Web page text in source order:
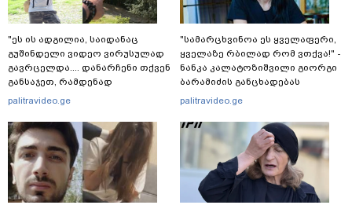
"ეს ის ადგილია, საიდანაც
გუშინდელი ვიდეო ვირუსულად
გავრცელდა.... დანარჩენი თქვენ
განსაჯეთ, რამდენად
შესაძლებელია აქ ადამიანის
აქვეყნებს კობა ახალაძე
მლეთიდან, სადაც 12 წლის წინ
გურამ დადიანიძე გაუჩინარდა?
palitravideo.ge
"სა­მარ­ცხვი­ნოა ეს ყვე­ლა­ფე­რი,
ყვე­ლა­ზე რბი­ლად რომ ვთქვა!" -
ნანკა კალატოზიშვილი გიორგი
ბარამიძის განცხადებას
ეხმაურება
palitravideo.ge